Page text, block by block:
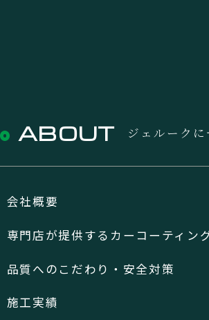
ABOUT ジェルークに
会社概要
専門店が提供するカーコーティン
品質へのこだわり・安全対策
施工実績